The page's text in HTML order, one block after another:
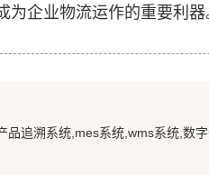
企业物流运作的重要利器
追溯系统,mes系统,wms系统,数